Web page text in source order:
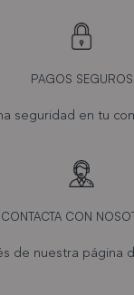
PAGOS SEGUROS
seguridad en tu
CONTACTA CON
de nuestra página